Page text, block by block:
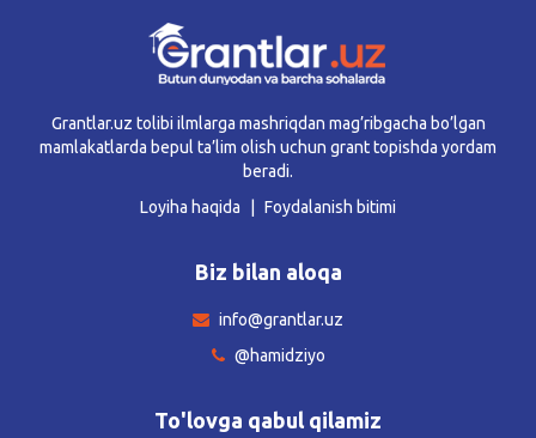
Grantlar.uz tolibi ilmlarga mashriqdan mag’ribgacha bo’lgan
mamlakatlarda bepul ta’lim olish uchun grant topishda yordam
beradi.
Loyiha haqida
Foydalanish bitimi
Biz bilan aloqa
info@grantlar.uz
@hamidziyo
To'lovga qabul qilamiz